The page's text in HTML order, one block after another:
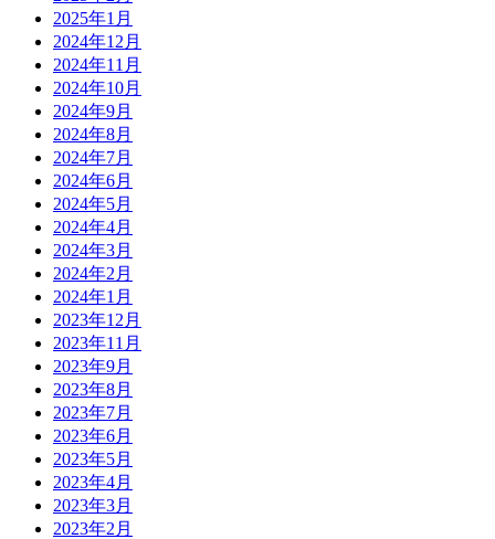
2025年1月
2024年12月
2024年11月
2024年10月
2024年9月
2024年8月
2024年7月
2024年6月
2024年5月
2024年4月
2024年3月
2024年2月
2024年1月
2023年12月
2023年11月
2023年9月
2023年8月
2023年7月
2023年6月
2023年5月
2023年4月
2023年3月
2023年2月